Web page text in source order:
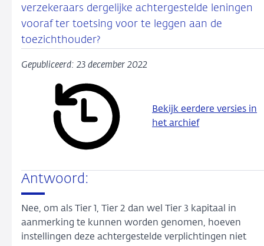
verzekeraars dergelijke achtergestelde leningen
vooraf ter toetsing voor te leggen aan de
toezichthouder?
Gepubliceerd: 23 december 2022
Bekijk eerdere versies in
het archief
Antwoord:
Nee, om als Tier 1, Tier 2 dan wel Tier 3 kapitaal in
aanmerking te kunnen worden genomen, hoeven
instellingen deze achtergestelde verplichtingen niet